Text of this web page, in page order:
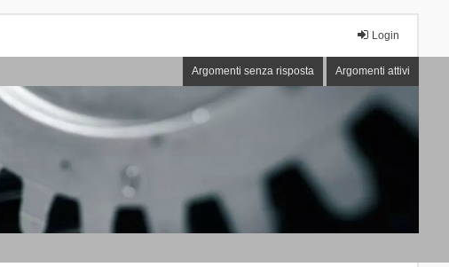
Login
Argomenti senza risposta Argomenti attivi